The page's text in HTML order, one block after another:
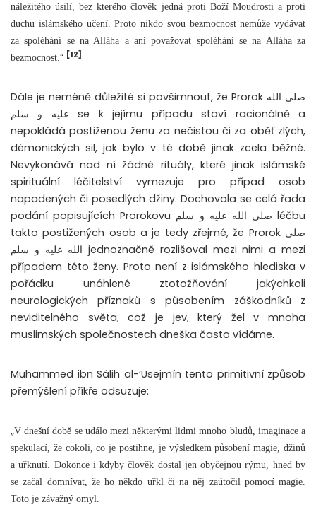
náležitého úsilí, bez kterého člověk jedná proti Boží Moudrosti a proti
duchu islámského učení. Proto nikdo svou bezmocnost nemůže vydávat
za spoléhání se na Alláha a ani považovat spoléhání se na Alláha za
bezmocnost. “ [12]
Dále je neméně důležité si povšimnout, že Prorok صلى الله
عليه و سلم se k jejímu případu staví racionálně a
nepokládá postiženou ženu za nečistou či za oběť zlých,
démonických sil, jak bylo v té době jinak zcela běžné.
Nevykonává nad ní žádné rituály, které jinak islámské
spirituální léčitelství vymezuje pro případ osob
napadených či posedlých džiny. Dochovala se celá řada
podání popisujících Prorokovu صلى الله عليه و سلم léčbu
takto postižených osob a je tedy zřejmé, že Prorok صلى
الله عليه و سلم jednoznačně rozlišoval mezi nimi a mezi
případem této ženy. Proto není z islámského hlediska v
pořádku unáhlené ztotožňování jakýchkoli
neurologických příznaků s působením záškodníků z
neviditelného světa, což je jev, který žel v mnoha
muslimských společnostech dneška často vídáme.
Muhammed ibn Sálih al-‘Usejmín tento primitivní způsob
přemýšlení příkře odsuzuje:
„V dnešní době se událo mezi některými lidmi mnoho bludů, imaginace a
spekulací, že cokoli, co je postihne, je výsledkem působení magie, džinů
a uřknutí. Dokonce i kdyby člověk dostal jen obyčejnou rýmu, hned by
se začal domnívat, že ho někdo uřkl či na něj zaútočil pomocí magie.
Toto je závažný omyl.